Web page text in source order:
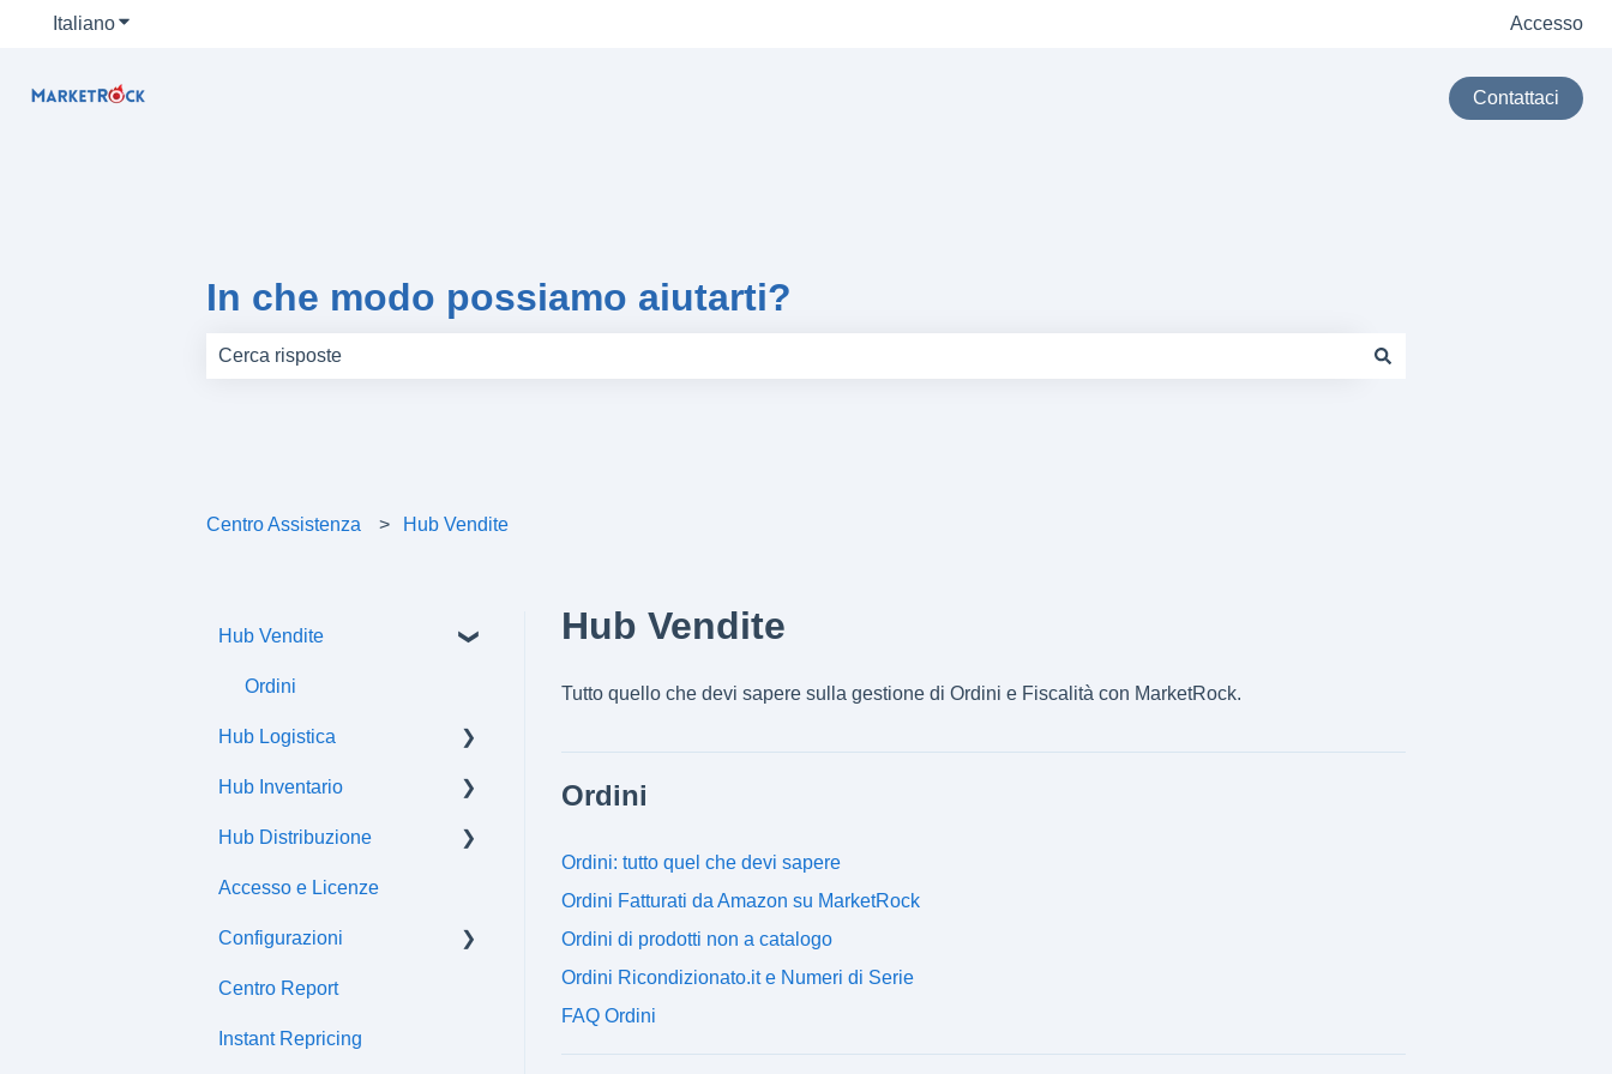
ItalianoMostra sottomenu per le traduzioni Accesso
Contattaci
In che modo possiamo aiutarti?
Centro Assistenza Hub Vendite
Hub Vendite
Tutto quello che devi sapere sulla gestione di Ordini e Fiscalità con MarketRock.
Ordini
Ordini: tutto quel che devi sapere
Ordini Fatturati da Amazon su MarketRock
Ordini di prodotti non a catalogo
Ordini Ricondizionato.it e Numeri di Serie
FAQ Ordini
Hub Vendite
Ordini
Hub Logistica
Spedizioni
Flussi di comunicazione
Hub Inventario
Prodotti
Offerte
Attributi
Classi fiscali
Prezzi
Hub Distribuzione
Certificazioni
Accesso e Licenze
Configurazioni
Centro fiscale
Sincronizzazioni gestionali
Centro Report
Instant Repricing